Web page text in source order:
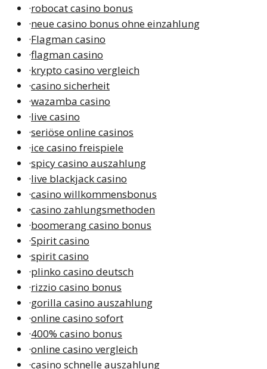
·robocat casino bonus
·neue casino bonus ohne einzahlung
·Flagman casino
·flagman casino
·krypto casino vergleich
·casino sicherheit
·wazamba casino
·live casino
·seriöse online casinos
·ice casino freispiele
·spicy casino auszahlung
·live blackjack casino
·casino willkommensbonus
·casino zahlungsmethoden
·boomerang casino bonus
·Spirit casino
·spirit casino
·plinko casino deutsch
·rizzio casino bonus
·gorilla casino auszahlung
·online casino sofort
·400% casino bonus
·online casino vergleich
·casino schnelle auszahlung